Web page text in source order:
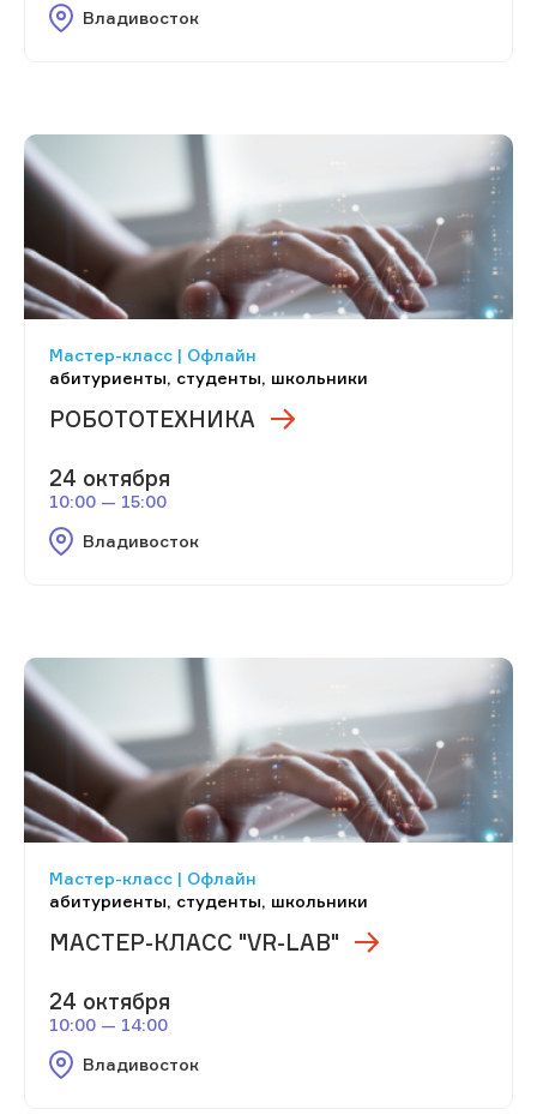
Владивосток
Мастер-класс | Офлайн
абитуриенты, студенты, школьники
РОБОТОТЕХНИКА
24 октября
10:00 — 15:00
Владивосток
Мастер-класс | Офлайн
абитуриенты, студенты, школьники
МАСТЕР-КЛАСС "VR-LAB"
24 октября
10:00 — 14:00
Владивосток